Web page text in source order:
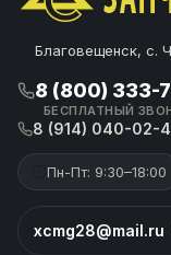
Благовещенск, с.
8 (800) 333-
БЕСПЛАТНЫЙ
8 (914) 040-02-
Пн-Пт: 9:30–18:00
xcmg28@mail.ru